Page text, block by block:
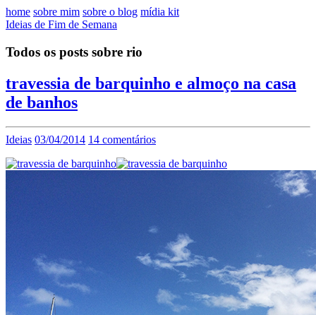
home sobre mim sobre o blog mídia kit
Ideias de Fim de Semana
Todos os posts sobre rio
travessia de barquinho e almoço na casa
de banhos
Ideias 03/04/2014 14 comentários